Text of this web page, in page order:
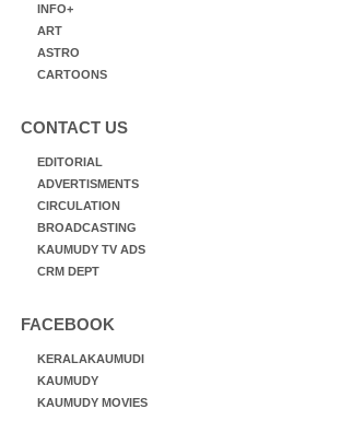
INFO+
ART
ASTRO
CARTOONS
CONTACT US
EDITORIAL
ADVERTISMENTS
CIRCULATION
BROADCASTING
KAUMUDY TV ADS
CRM DEPT
FACEBOOK
KERALAKAUMUDI
KAUMUDY
KAUMUDY MOVIES